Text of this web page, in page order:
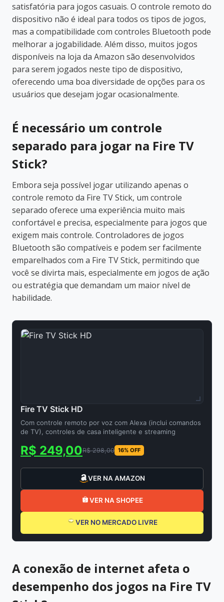
satisfatória para jogos casuais. O controle remoto do
dispositivo não é ideal para todos os tipos de jogos,
mas a compatibilidade com controles Bluetooth pode
melhorar a jogabilidade. Além disso, muitos jogos
disponíveis na loja da Amazon são desenvolvidos
para serem jogados neste tipo de dispositivo,
oferecendo uma boa diversidade de opções para os
usuários que desejam jogar ocasionalmente.
É necessário um controle
separado para jogar na Fire TV
Stick?
Embora seja possível jogar utilizando apenas o
controle remoto da Fire TV Stick, um controle
separado oferece uma experiência muito mais
confortável e precisa, especialmente para jogos que
exigem mais controle. Controladores de jogos
Bluetooth são compatíveis e podem ser facilmente
emparelhados com a Fire TV Stick, permitindo que
você se divirta mais, especialmente em jogos de ação
ou estratégia que demandam um maior nível de
habilidade.
Fire TV Stick HD
Com controle remoto por voz com Alexa (inclui comandos
de TV), controles de casa inteligente e streaming
R$ 249,00R$ 298,00 16% OFF
VER NA AMAZON
VER NA SHOPEE
VER NO MERCADO LIVRE
A conexão de internet afeta o
desempenho dos jogos na Fire TV